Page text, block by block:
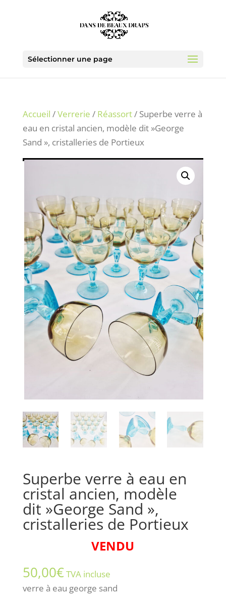
Sélectionner une page
Accueil /Verrerie / Réassort/ Superbe verre à
eau en cristal ancien, modèle dit »George
Sand », cristalleries de Portieux
Superbe verre à eau en
cristal ancien, modèle
dit »George Sand »,
cristalleries de Portieux
VENDU
50,00€TVA incluse
verre à eau george sand